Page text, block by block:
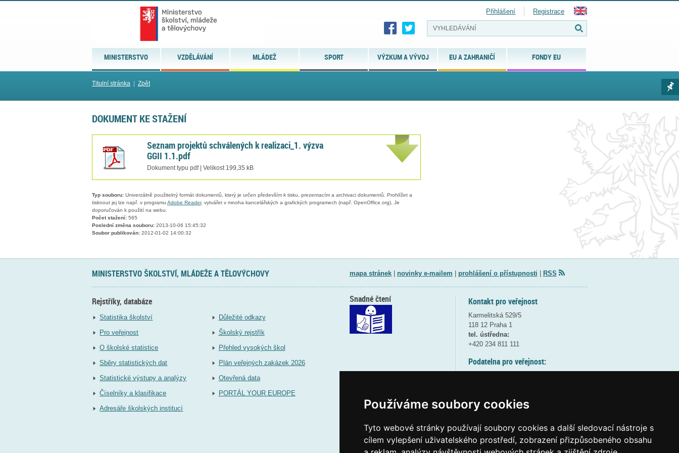
Používáme soubory cookies
Tyto webové stránky používají soubory cookies a další sledovací nástroje s
cílem vylepšení uživatelského prostředí, zobrazení přizpůsobeného obsahu
MINISTERSTVO VZDĚLÁVÁNÍ MLÁDEŽ SPORT VÝZKUM A VÝVOJ EU A ZAHRANIČÍ FONDY EU
Přihlášení Registrace
Titulní stránka Zpět
DOKUMENT KE STAŽENÍ
Seznam projektů schválených k realizaci_1. výzva
GGII 1.1.pdf
Dokument typu pdf | Velikost 199,35 kB
Typ souboru: Univerzálně použitelný formát dokumentů, který je určen především k tisku, prezentacím a archivaci dokumentů. Prohlížet a
tisknout jej lze např. v programu Adobe Reader, vytvářet v mnoha kancelářských a grafických programech (např. OpenOffice.org). Je
doporučován k použití na webu.
Počet stažení: 565
Poslední změna souboru: 2013-10-06 15:45:32
Soubor publikován: 2012-01-02 14:00:32
MINISTERSTVO ŠKOLSTVÍ, MLÁDEŽE A TĚLOVÝCHOVY mapa stránek| novinky e-mailem prohlášení o přístupnosti RSS
Rejstříky, databáze
Statistika školství
Pro veřejnost
O školské statistice
Sběry statistických dat
Statistické výstupy a analýzy
Číselníky a klasifikace
Adresáře školských institucí
Důležité odkazy
Školský rejstřík
Přehled vysokých škol
Plán veřejných zakázek 2026
Otevřená data
PORTÁL YOUR EUROPE
Kontakt pro veřejnost
Karmelitská 529/5
118 12 Praha 1
tel. ústředna:
+420 234 811 111
Podatelna pro veřejnost:
(více informací
Elektronická podatelna:
Snadné čtení